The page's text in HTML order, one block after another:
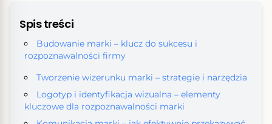
Spis treści
Budowanie marki – klucz do sukcesu i
rozpoznawalności firmy
Tworzenie wizerunku marki – strategie i narzędzia
Logotyp i identyfikacja wizualna – elementy
kluczowe dla rozpoznawalności marki